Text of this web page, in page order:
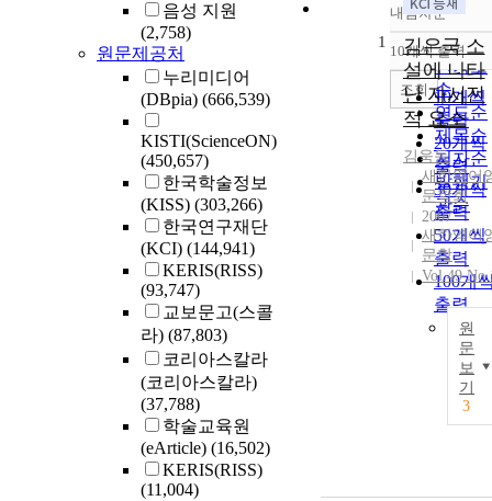
음성 지원
(2,758)
원문제공처
누리미디어
(DBpia) (666,539)
KISTI(ScienceON)
(450,657)
한국학술정보
(KISS) (303,266)
한국연구재단
(KCI) (144,941)
KERIS(RISS)
(93,747)
교보문고(스콜
라) (87,803)
코리아스칼라
(코리아스칼라)
(37,788)
학술교육원
(eArticle) (16,502)
KERIS(RISS)
(11,004)
정확도
순
인기도
순
연도순
제목순
저자순
발행기
관순
내림차순
내림차
10개씩 출력
10개씩
출력
20개씩
출력
30개씩
출력
50개씩
출력
100개
출력
조회
1
김은국 소
설에 나타
난 자서전
적 요소
김욱동
새한영어
문학회
2007
새한영어
문학
Vol.49
원
문
보
기
3